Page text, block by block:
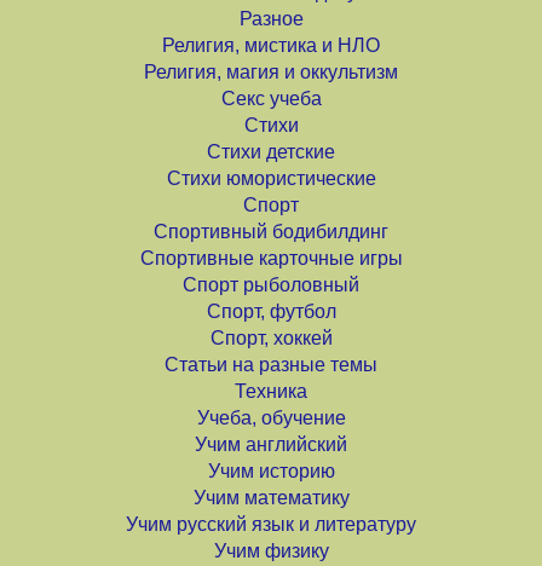
Разное
Религия, мистика и НЛО
Религия, магия и оккультизм
Секс учеба
Стихи
Стихи детские
Стихи юмористические
Спорт
Спортивный бодибилдинг
Спортивные карточные игры
Спорт рыболовный
Спорт, футбол
Спорт, хоккей
Статьи на разные темы
Техника
Учеба, обучение
Учим английский
Учим историю
Учим математику
Учим русский язык и литературу
Учим физику